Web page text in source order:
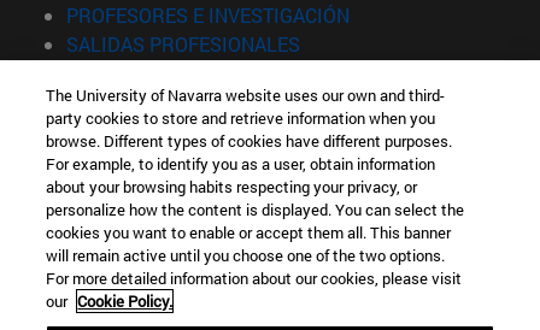
PROFESORES E INVESTIGACIÓN
SALIDAS PROFESIONALES
Información
TFNO +34 943 21 98 77
¿QUÉ GRADO TE INTERESA?
¿QUÉ MÁSTER TE INTERESA?
© Universidad de Navarra
Información legal
Accesibilidad
The University of Navarra website uses our own and third-
party cookies to store and retrieve information when you
browse. Different types of cookies have different purposes.
For example, to identify you as a user, obtain information
about your browsing habits respecting your privacy, or
personalize how the content is displayed. You can select the
cookies you want to enable or accept them all. This banner
will remain active until you choose one of the two options.
For more detailed information about our cookies, please visit
our Cookie Policy.